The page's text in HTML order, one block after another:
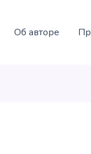
Об авторе